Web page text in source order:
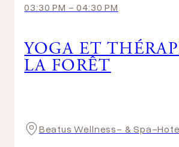
03:30 PM -04:30 PM
YOGA ET
LA FORÊT
Beatus Wellness- & Spa-